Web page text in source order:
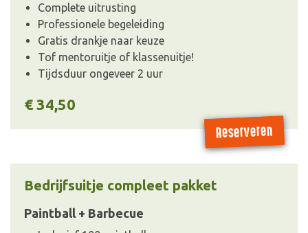
Complete uitrusting
Professionele begeleiding
Gratis drankje naar keuze
Tof mentoruitje of klassenuitje!
Tijdsduur ongeveer 2 uur
€ 34,50
Reserveren
Bedrijfsuitje compleet pakket
Paintball + Barbecue